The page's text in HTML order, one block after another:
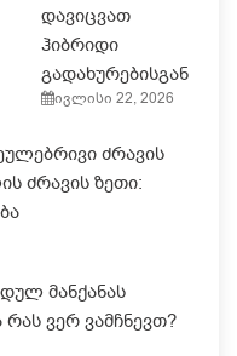
დავიცვათ
ჰიბრიდი
გადახურებისგან
ივლისი 22, 2026
ძრავის
ძრავის ზეთი:
მანქანას
ვერ ვამჩნევთ?